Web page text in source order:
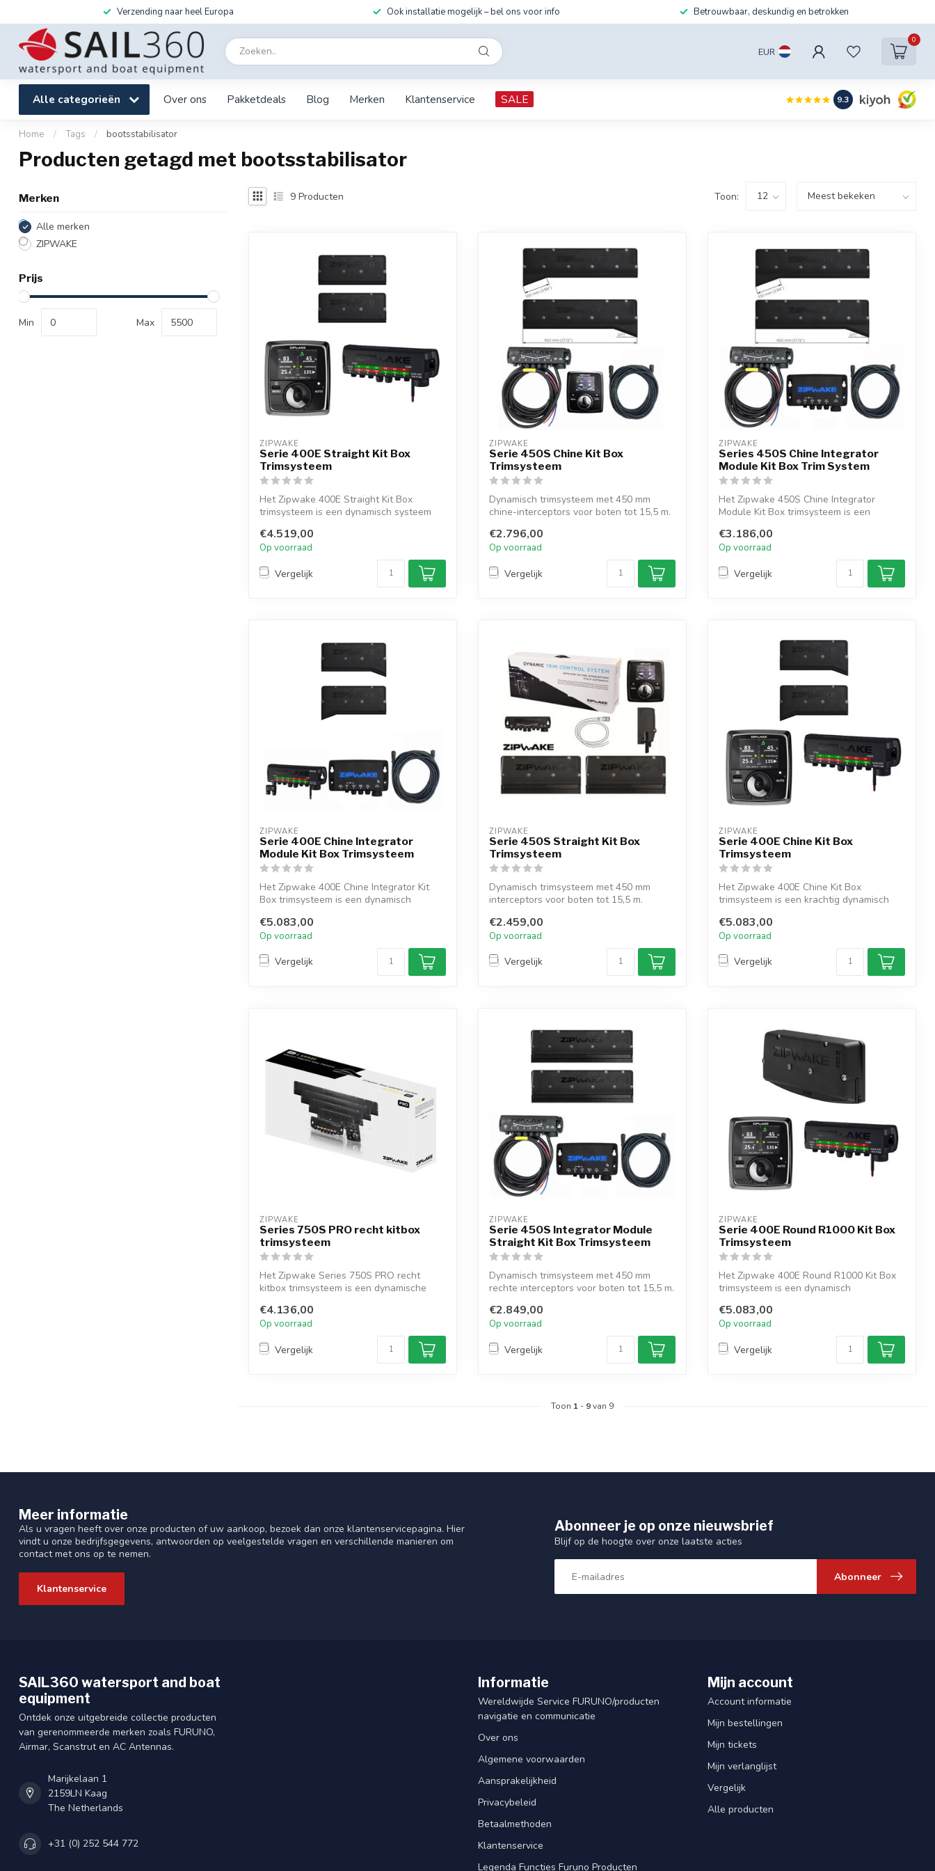
Verzending naar heel Europa Ook installatie mogelijk – bel ons voor info Betrouwbaar, deskundig en betrokken
EUR
0
Alle categorieën Over ons Pakketdeals Blog Merken Klantenservice SALE 9.3
Home / Tags / bootsstabilisator
Producten getagd met bootsstabilisator
Merken
Alle merken
ZIPWAKE
Prijs
Min Max
9 Producten Toon:
ZIPWAKE
Serie 400E Straight Kit Box
Trimsysteem
Het Zipwake 400E Straight Kit Box
trimsysteem is een dynamisch systeem
€4.519,00
Op voorraad
Vergelijk
ZIPWAKE
Serie 450S Chine Kit Box
Trimsysteem
Dynamisch trimsysteem met 450 mm
chine-interceptors voor boten tot 15,5 m.
€2.796,00
Op voorraad
Vergelijk
ZIPWAKE
Series 450S Chine Integrator
Module Kit Box Trim System
Het Zipwake 450S Chine Integrator
Module Kit Box trimsysteem is een
€3.186,00
Op voorraad
Vergelijk
ZIPWAKE
Serie 400E Chine Integrator
Module Kit Box Trimsysteem
Het Zipwake 400E Chine Integrator Kit
Box trimsysteem is een dynamisch
€5.083,00
Op voorraad
Vergelijk
ZIPWAKE
Serie 450S Straight Kit Box
Trimsysteem
Dynamisch trimsysteem met 450 mm
interceptors voor boten tot 15,5 m.
€2.459,00
Op voorraad
Vergelijk
ZIPWAKE
Serie 400E Chine Kit Box
Trimsysteem
Het Zipwake 400E Chine Kit Box
trimsysteem is een krachtig dynamisch
€5.083,00
Op voorraad
Vergelijk
ZIPWAKE
Series 750S PRO recht kitbox
trimsysteem
Het Zipwake Series 750S PRO recht
kitbox trimsysteem is een dynamische
€4.136,00
Op voorraad
Vergelijk
ZIPWAKE
Serie 450S Integrator Module
Straight Kit Box Trimsysteem
Dynamisch trimsysteem met 450 mm
rechte interceptors voor boten tot 15,5 m.
€2.849,00
Op voorraad
Vergelijk
ZIPWAKE
Serie 400E Round R1000 Kit Box
Trimsysteem
Het Zipwake 400E Round R1000 Kit Box
trimsysteem is een dynamisch
€5.083,00
Op voorraad
Vergelijk
Toon 1 - 9van 9
Meer informatie
Als u vragen heeft over onze producten of uw aankoop, bezoek dan onze klantenservicepagina. Hier
vindt u onze bedrijfsgegevens, antwoorden op veelgestelde vragen en verschillende manieren om
contact met ons op te nemen.
Klantenservice
Abonneer je op onze nieuwsbrief
Blijf op de hoogte over onze laatste acties
Abonneer
SAIL360 watersport and boat
equipment
Ontdek onze uitgebreide collectie producten
van gerenommeerde merken zoals FURUNO,
Airmar, Scanstrut en AC Antennas.
Marijkelaan 1
2159LN Kaag
The Netherlands
+31 (0) 252 544 772
Informatie
Wereldwijde Service FURUNO/producten
navigatie en communicatie
Over ons
Algemene voorwaarden
Aansprakelijkheid
Privacybeleid
Betaalmethoden
Klantenservice
Legenda Functies Furuno Producten
Mijn account
Account informatie
Mijn bestellingen
Mijn tickets
Mijn verlanglijst
Vergelijk
Alle producten